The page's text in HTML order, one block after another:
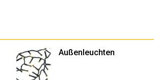
Außenleuchten